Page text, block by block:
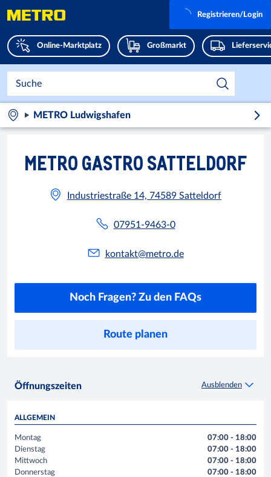
Online-Marktplatz Großmarkt
Registrieren/Login
METRO Ludwigshafen
METRO GASTRO SATTELDORF
Industriestraße 14, 74589 Satteldorf
07951-9463-0
kontakt@metro.de
Noch Fragen? Zu den FAQs
Route planen
Öffnungszeiten Ausblenden
ALLGEMEIN
Montag
Dienstag
Mittwoch
Donnerstag
07:00 - 18:00
07:00 - 18:00
07:00 - 18:00
07:00 - 18:00